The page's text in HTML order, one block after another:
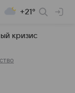
+21°
кризис